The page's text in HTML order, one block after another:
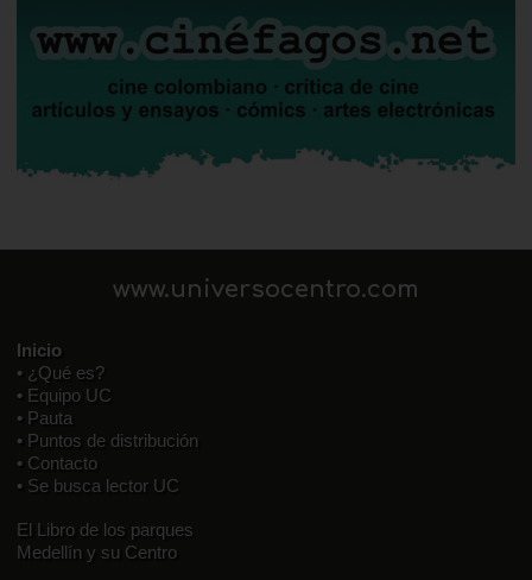
www.universocentro.com
Inicio
• ¿Qué es?
• Equipo UC
• Pauta
• Puntos de distribución
• Contacto
• Se busca lector UC
El Libro de los parques
Medellín y su Centro